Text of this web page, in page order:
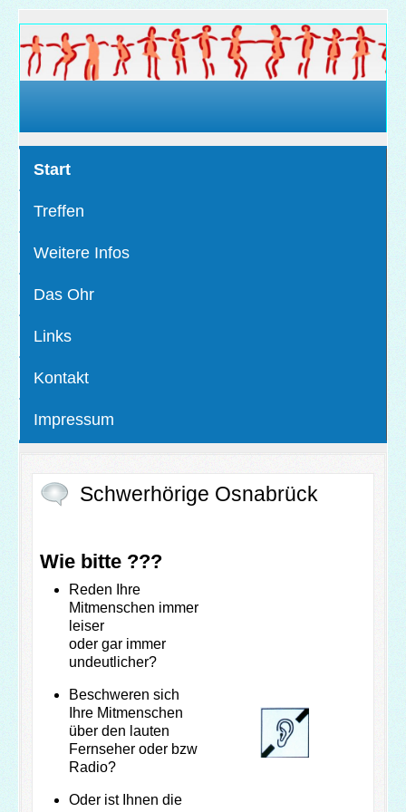
Start
Treffen
Weitere Infos
Das Ohr
Links
Kontakt
Impressum
Schwerhörige Osnabrück
Wie bitte ???
Reden Ihre
Mitmenschen immer
leiser
oder gar immer
undeutlicher?
Beschweren sich
Ihre Mitmenschen
über den lauten
Fernseher oder bzw
Radio?
Oder ist Ihnen die